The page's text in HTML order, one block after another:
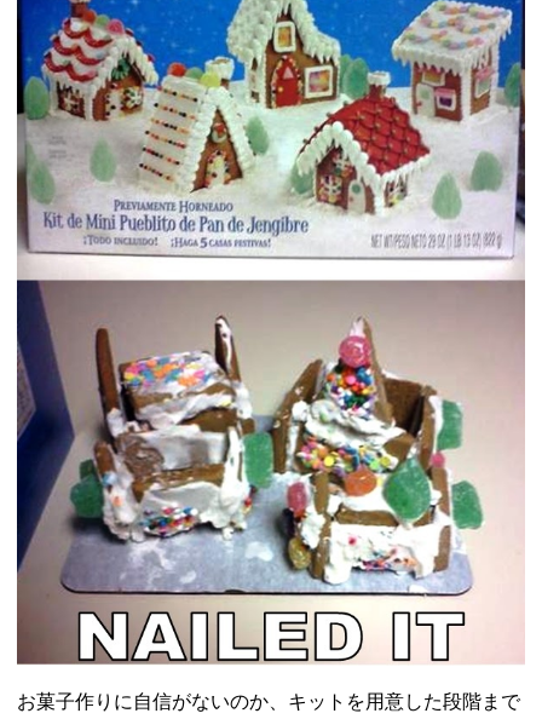
お菓子作りに自信がないのか、 キットを用意した段階まで